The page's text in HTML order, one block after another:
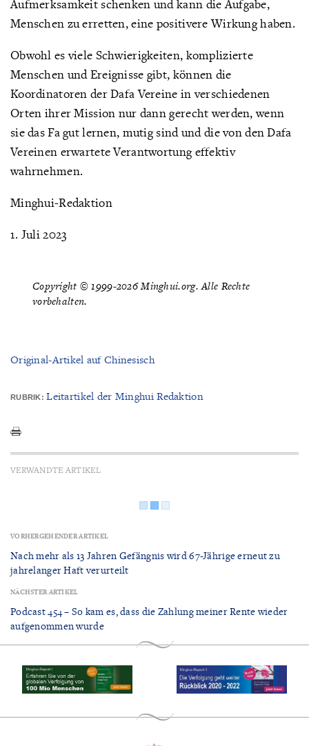
Aufmerksamkeit schenken und kann die Aufgabe,
Menschen zu erretten, eine positivere Wirkung haben.
Obwohl es viele Schwierigkeiten, komplizierte
Menschen und Ereignisse gibt, können die
Koordinatoren der Dafa Vereine in verschiedenen
Orten ihrer Mission nur dann gerecht werden, wenn
sie das Fa gut lernen, mutig sind und die von den Dafa
Vereinen erwartete Verantwortung effektiv
wahrnehmen.
Minghui-Redaktion
1. Juli 2023
Copyright © 1999-2026 Minghui.org. Alle Rechte
vorbehalten.
Original-Artikel auf Chinesisch
RUBRIK: Leitartikel der Minghui Redaktion
VERWANDTE ARTIKEL
VORHERGEHENDER ARTIKEL
Nach mehr als 13 Jahren Gefängnis wird 67-Jährige erneut zu
jahrelanger Haft verurteilt
NÄCHSTER ARTIKEL
Podcast 454 – So kam es, dass die Zahlung meiner Rente wieder
aufgenommen wurde